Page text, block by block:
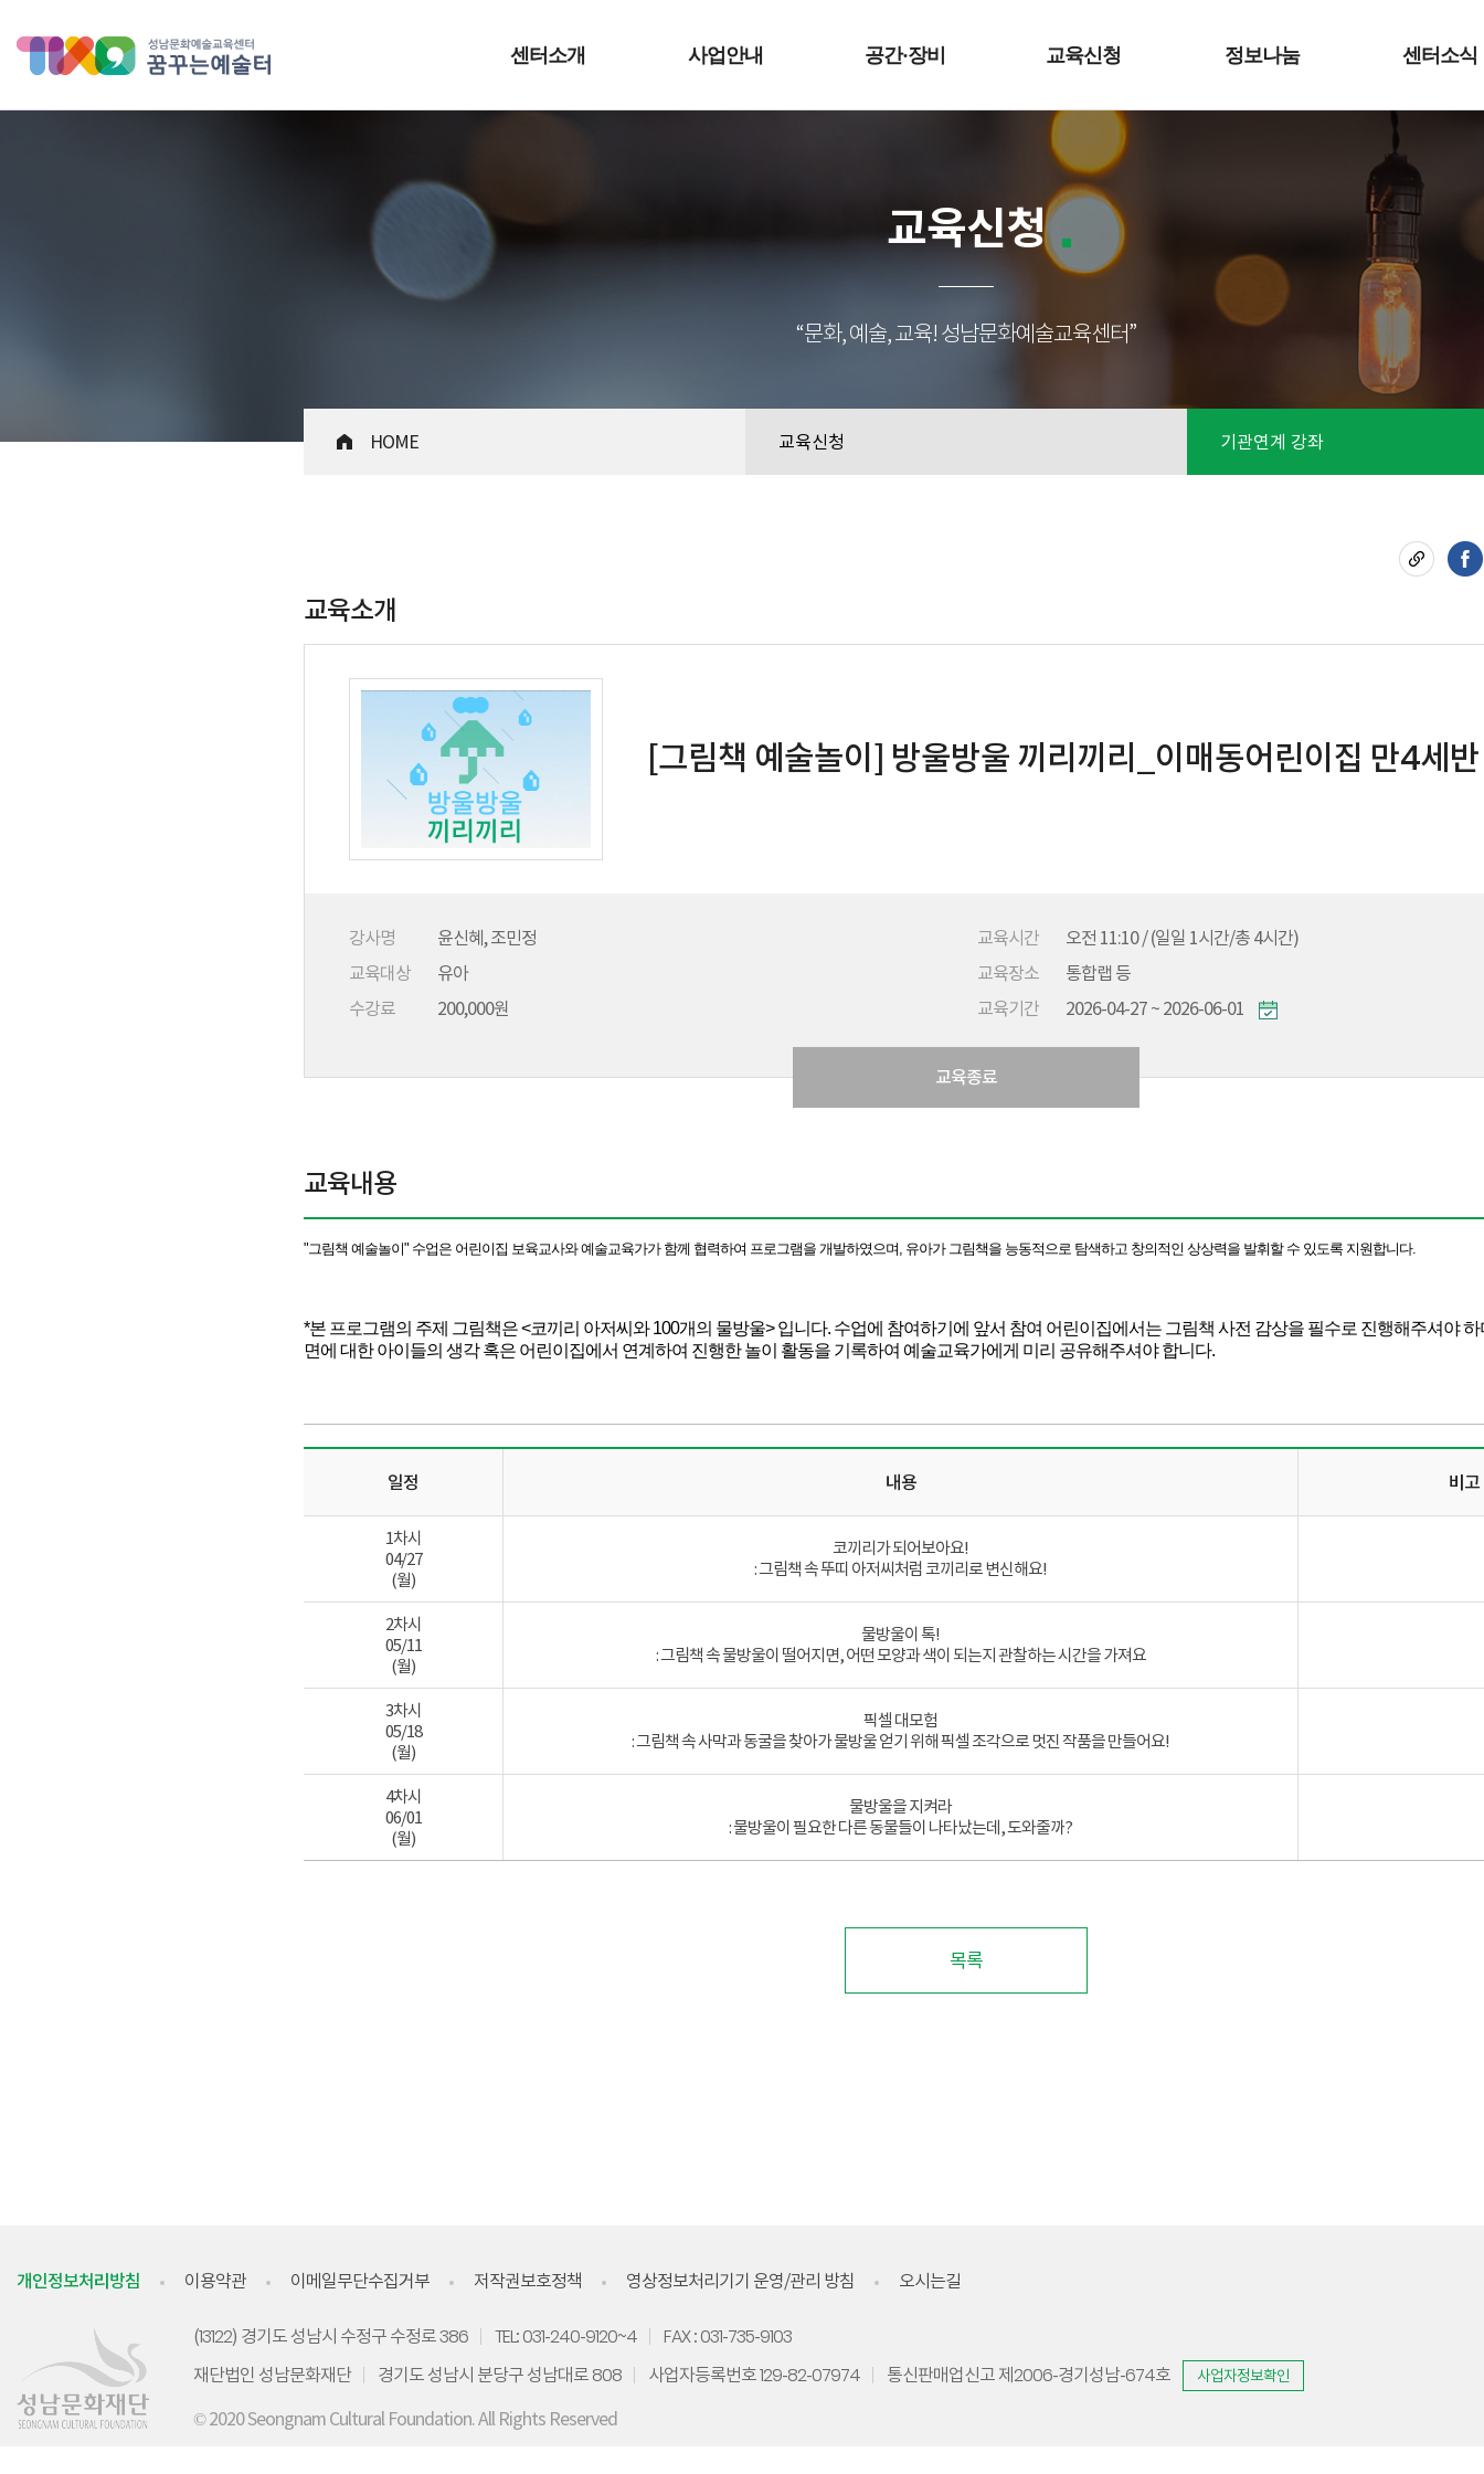
성남문화예술교육센터 꿈꾸는 예술터센터소개 사업안내 공간·장비 교육신청 정보나눔 센터소식
교육신청
“문화, 예술, 교육! 성남문화예술교육센터”
HOME 교육신청 기관연계 강좌
교육소개
[그림책 예술놀이] 방울방울 끼리끼리_이매동어린이집 만4세반
강사명 윤신혜, 조민정 교육시간
오전 11:10 / (일일 1시간/총 4시간)
교육대상
유아 교육장소
통합랩 등
수강료
200,000원 교육기간 2026-04-27 ~ 2026-06-01
교육종료
교육내용
"그림책 예술놀이" 수업은 어린이집 보육교사와 예술교육가가 함께 협력하여 프로그램을 개발하였으며, 유아가 그림책을 능동적으로 탐색하고 창의적인 상상력을 발휘할 수 있도록 지원합니다.
*본 프로그램의 주제 그림책은 <코끼리 아저씨와 100개의 물방울> 입니다. 수업에 참여하기에 앞서 참여 어린이집에서는 그림책 사전 감상을 필수로 진행해주셔야
면에 대한 아이들의 생각 혹은 어린이집에서 연계하여 진행한 놀이 활동을 기록하여 예술교육가에게 미리 공유해주셔야 합니다.
일정 내용 비고
1차시
04/27
(월)
코끼리가 되어보아요!
: 그림책 속 뚜띠 아저씨처럼 코끼리로 변신해요!
2차시
05/11
(월)
물방울이 톡!
: 그림책 속 물방울이 떨어지면, 어떤 모양과 색이 되는지 관찰하는 시간을 가져요
3차시
05/18
(월)
픽셀 대모험
: 그림책 속 사막과 동굴을 찾아가 물방울 얻기 위해 픽셀 조각으로 멋진 작품을 만들어요!
4차시
06/01
(월)
물방울을 지켜라
: 물방울이 필요한 다른 동물들이 나타났는데, 도와줄까?
목록
개인정보처리방침 이용약관 이메일무단수집거부 저작권보호정책 영상정보처리기기 운영/관리 방침 오시는길
(13122) 경기도 성남시 수정구 수정로 386 TEL: 031-240-9120~4
FAX : 031-735-9103
재단법인 성남문화재단
경기도 성남시 분당구 성남대로 808 사업자등록번호 129-82-07974 통신판매업신고 제2006-경기성남-674호 사업자정보확인
© 2020 Seongnam Cultural Foundation. All Rights Reserved